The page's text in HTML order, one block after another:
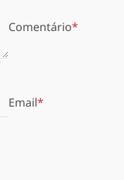
Comentário
Email